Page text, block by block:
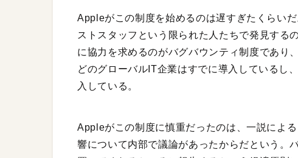
Appleがこの制度を始めるのは遅すぎたくらい
ストスタッフという限られた人たちで発見する
に協力を求めるのがバグバウンティ制度であり
どのグローバルIT企業はすでに導入しているし
入している。
Appleがこの制度に慎重だったのは、一説によ
響について内部で議論があったからだという。